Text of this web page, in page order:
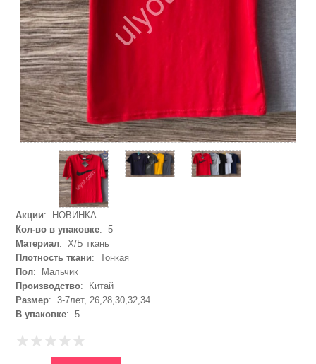
Акции: НОВИНКА
Кол-во в упаковке: 5
Материал: Х/Б ткань
Плотность ткани: Тонкая
Пол: Мальчик
Производство: Китай
Размер: 3-7лет, 26,28,30,32,34
В упаковке: 5